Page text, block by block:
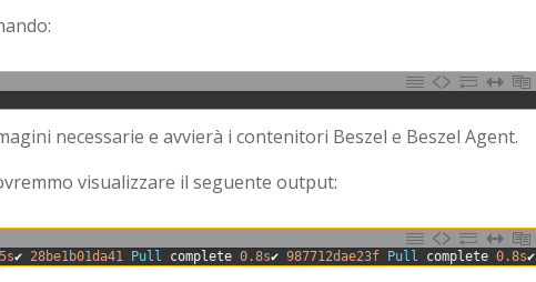
necessarie e avvierà i contenitori Beszel e Beszel Agent.
visualizzare il seguente output:
✔ 28be1b01da41 Pull complete 0.8s✔ 987712dae23f Pull complete 0.8s✔